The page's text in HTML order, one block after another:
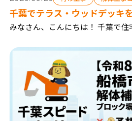
千葉でテラス・ウッドデッキ
用は？DIYと業者依頼の比較
みなさん、こんにちは！ 千葉で
中心に、建て替えに伴う解体工事
の解体工事 アパートやマンショ